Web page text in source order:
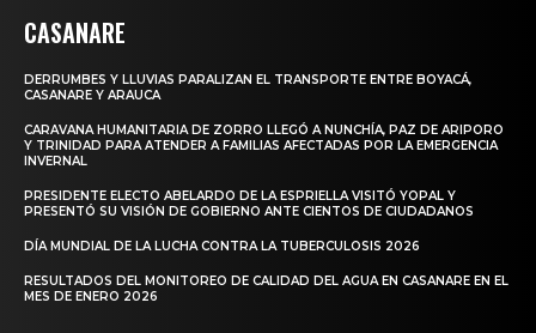
CASANARE
DERRUMBES Y LLUVIAS PARALIZAN EL TRANSPORTE ENTRE BOYACÁ,
CASANARE Y ARAUCA
CARAVANA HUMANITARIA DE ZORRO LLEGÓ A NUNCHÍA, PAZ DE ARIPORO
Y TRINIDAD PARA ATENDER A FAMILIAS AFECTADAS POR LA EMERGENCIA
INVERNAL
PRESIDENTE ELECTO ABELARDO DE LA ESPRIELLA VISITÓ YOPAL Y
PRESENTÓ SU VISIÓN DE GOBIERNO ANTE CIENTOS DE CIUDADANOS
DÍA MUNDIAL DE LA LUCHA CONTRA LA TUBERCULOSIS 2026
RESULTADOS DEL MONITOREO DE CALIDAD DEL AGUA EN CASANARE EN EL
MES DE ENERO 2026